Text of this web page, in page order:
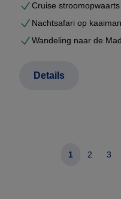
Cruise
Nachtsafari op
Wandeling naar de
Details
1 2 3